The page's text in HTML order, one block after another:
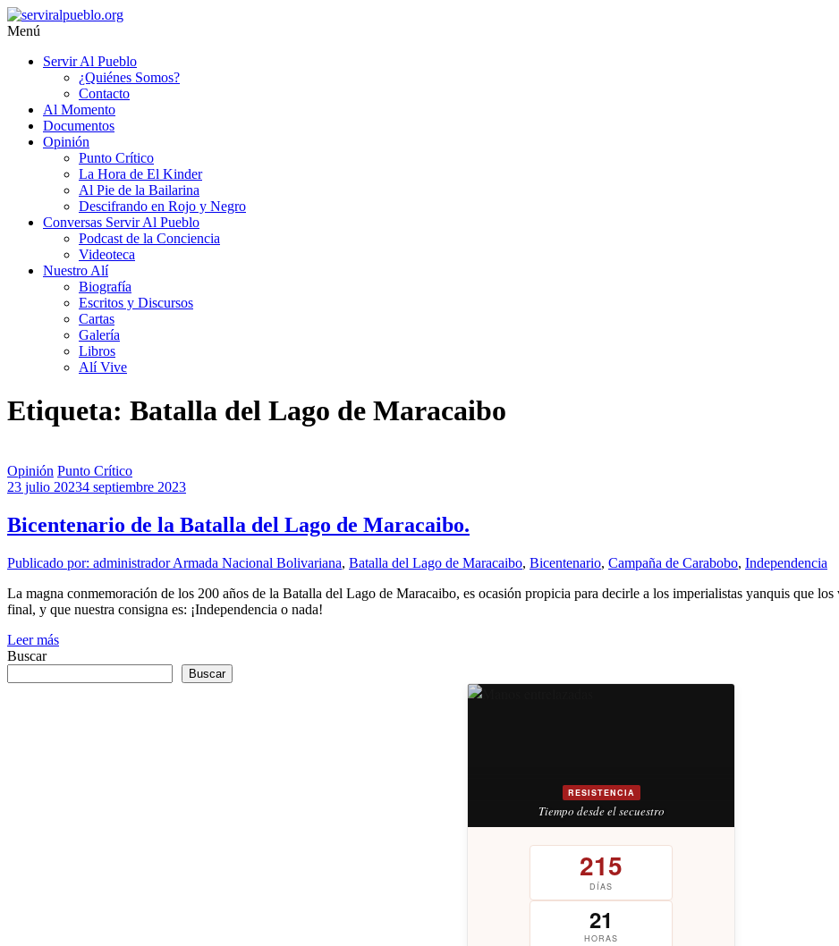
Saltar
al
#SomosServirAlPueblo
Menú
Servir Al Pueblo
¿Quiénes Somos?
Contacto
Al Momento
Documentos
Opinión
Punto Crítico
La Hora de El Kinder
Al Pie de la Bailarina
Descifrando en Rojo y Negro
Conversas Servir Al Pueblo
Podcast de la Conciencia
Videoteca
Nuestro Alí
Biografía
Escritos y Discursos
Cartas
Galería
Libros
Alí Vive
Etiqueta: Batalla del Lago de Maracaibo
Opinión Punto Crítico
23 julio 20234 septiembre 2023
Bicentenario de la Batalla del Lago de Maracaibo.
Publicado por: administradorArmada Nacional Bolivariana, Batalla del Lago de Maracaibo, Bicentenario, Campaña de Carabobo, Independencia
La magna conmemoración de los 200 años de la Batalla del Lago de Maracaibo, es ocasión propicia para decirle a los imperialistas yanquis que
final, y que nuestra consigna es: ¡Independencia o nada!
Leer más
Buscar
Buscar
RESISTENCIA
Tiempo desde el secuestro
215
DÍAS
21
HORAS